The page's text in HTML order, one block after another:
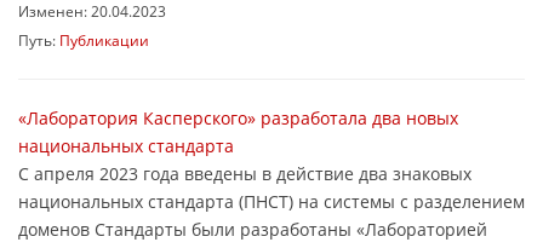
Изменен: 20.04.2023
Путь: Публикации
«Лаборатория Касперского» разработала два новых
национальных стандарта
С апреля 2023 года введены в действие два знаковых
национальных стандарта (ПНСТ) на системы с разделением
доменов Стандарты были разработаны «Лабораторией